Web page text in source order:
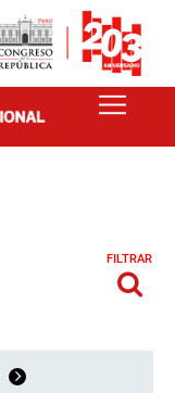
FILTRAR